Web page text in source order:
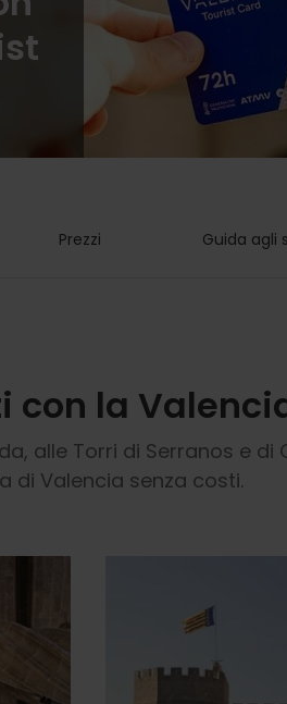
Prezzi Guida agli
la
alle Torri di Serranos e
di Valencia senza costi.